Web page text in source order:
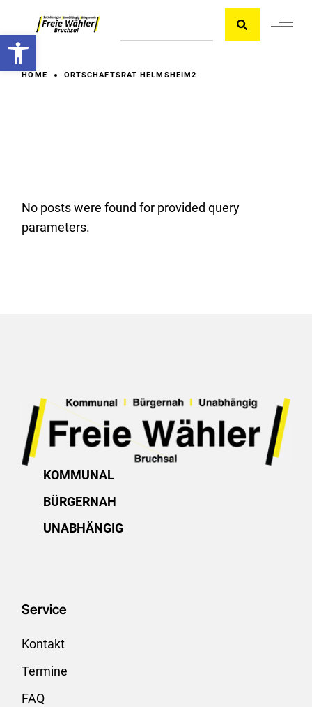
Werkzeugleiste öffnen
content
HOME ORTSCHAFTSRAT HELMSHEIM2
No posts were found for provided query
parameters.
KOMMUNAL
BÜRGERNAH
UNABHÄNGIG
Service
Kontakt
Termine
FAQ